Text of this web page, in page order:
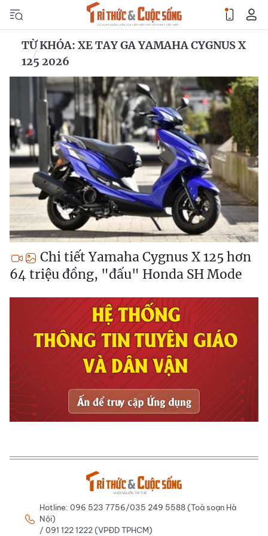
TỪ KHÓA: XE TAY GA YAMAHA CYGNUS X
125 2026
Chi tiết Yamaha Cygnus X 125 hơn
64 triệu đồng, "đấu" Honda SH Mode
Hotline: 096 523 7756/035 249 5588 (Toà soạn Hà
Nội)
/ 091 122 1222 (VPĐD TPHCM)